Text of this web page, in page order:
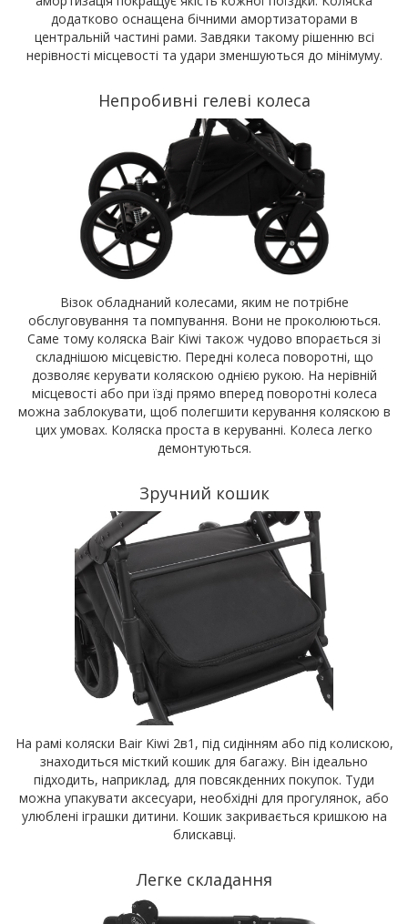
додатково оснащена бічними амортизаторами в
центральній частині рами. Завдяки такому рішенню всі
нерівності місцевості та удари зменшуються до мінімуму.
Непробивні гелеві колеса
Візок обладнаний колесами, яким не потрібне
обслуговування та помпування. Вони не проколюються.
Саме тому коляска Bair Kiwi також чудово впорається зі
складнішою місцевістю. Передні колеса поворотні, що
дозволяє керувати коляскою однією рукою. На нерівній
місцевості або при їзді прямо вперед поворотні колеса
можна заблокувати, щоб полегшити керування коляскою в
цих умовах. Коляска проста в керуванні. Колеса легко
демонтуються.
Зручний кошик
На рамі коляски Bair Kiwi 2в1, під сидінням або під колискою,
знаходиться місткий кошик для багажу. Він ідеально
підходить, наприклад, для повсякденних покупок. Туди
можна упакувати аксесуари, необхідні для прогулянок, або
улюблені іграшки дитини. Кошик закривається кришкою на
блискавці.
Легке складання